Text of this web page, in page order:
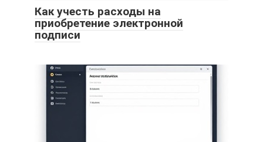
Как учесть расходы на
приобретение электронной
подписи